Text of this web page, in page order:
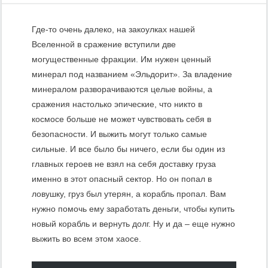
Где-то очень далеко, на закоулках нашей
Вселенной в сражение вступили две
могущественные фракции. Им нужен ценный
минерал под названием «Эльдорит». За владение
минералом разворачиваются целые войны, а
сражения настолько эпические, что никто в
космосе больше не может чувствовать себя в
безопасности. И выжить могут только самые
сильные. И все было бы ничего, если бы один из
главных героев не взял на себя доставку груза
именно в этот опасный сектор. Но он попал в
ловушку, груз был утерян, а корабль пропал. Вам
нужно помочь ему заработать деньги, чтобы купить
новый корабль и вернуть долг. Ну и да – еще нужно
выжить во всем этом хаосе.